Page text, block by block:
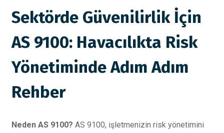
Sektörde Güvenilirlik İçin
AS 9100: Havacılıkta Risk
Yönetiminde Adım Adım
Rehber
Neden AS 9100? AS 9100, işletmenizin risk yönetimini